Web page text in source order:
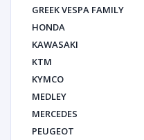
GREEK VESPA FAMILY
HONDA
KAWASAKI
KTM
KYMCO
MEDLEY
MERCEDES
PEUGEOT